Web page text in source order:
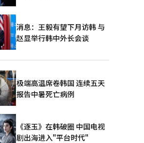
消息：王毅有望下月访韩 与
赵显举行韩中外长会谈
极端高温席卷韩国 连续五天
报告中暑死亡病例
《逐玉》在韩破圈 中国电视
剧出海进入"平台时代"